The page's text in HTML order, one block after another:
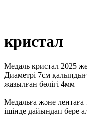
кристал
Медаль кристал 2025
Диаметрі 7см
жазылған бөлігі 4мм
Медальға және лентаға
ішінде дайындап бере